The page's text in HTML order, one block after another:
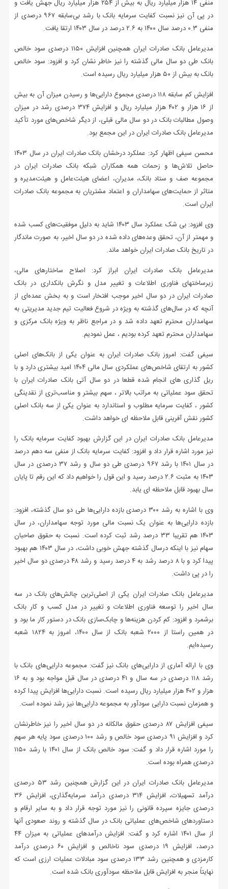
منفی ۱۴ هزار میلیارد ریال به بیش از ۲۵۴ هزار میلیارد ریال جهش یافت و
در پی آن نیز نسبت کفایت سرمایه بانک با رشد بی‌سابقه ۹۶۷ درصدی از
منفی ۰.۳ درصد سال ۱۴۰۰ به ۲.۶ درصد در سال ۱۴۰۳ ارتقا یافت.
مدیرعامل بانک صادرات ایران همچنین افزایش ۱۱۵۰ درصدی سود خالص
بانک طی دو سال مالی گذشته را نیز خاطر نشان کرد و افزود: سود خالص
بانک به بیش از ۵۰ هزار میلیارد ریال رسیده است.
افزایش کم سابقه ۱۱۸ درصدی مجموع دارایی‌ها و رسیدن میزان آن به بیش
از ۱۶ هزار و ۴۰۲ هزار میلیارد ریال و افزایش ۳۷۴ درصدی رشد در میزان
وصول مطالبات بانک در دو سال مالی قبلی، از دیگر شاخص‌های مورد تأکید
مدیرعامل بانک صادرات ایران در این مجمع بود.
محسن سیفی اظهار کرد: عملکرد درخشان بانک صادرات ایران در سال ۱۴۰۳
حاصل تلاش‌ها و زحمات همه همکاران شبکه بانک صادرات ایران در
مجموعه صف و ستاد بانک، مدیران، اعضای هیئت‌عامل و هیئت‌مدیره و
متاثر از حمایت‌های سهامداران و اعتماد مشتریان به مجموعه بانک صادرات
ایران است.
وی افزود: بی شک عملکرد سال ۱۴۰۳ شاید به دلیل موفقیت‌های کسب شده
و مهمتر از آن، تحقق وعده‌های داده شده در دو سال اخیر، به صورت ماندگار
در تاریخ بانک صادرات ایران خواهد ماند.
مدیرعامل بانک صادرات ایران ابراز کرد: اصلاح ساختارهای مالی،
زیرساختهای فناوری اطلاعات و تغییر مدل و نگرش بانکداری در بانک
صادرات ایران در دو سال اخیر موجب افتخار است و به بخش عمده‌ای از
آنچه که در سال‌های گذشته به ویژه در شروع فعالیت تیم جدید مدیریتی به
سهامداران محترم تعهد داده شد و در مراجع ناظر به ویژه بانک مرکزی و
سهامداران محترم تعهد کرده بودیم ، عمل نمودیم.
سیفی گفت: امروز بانک صادرات ایران به عنوان یکی از بانک‌های اصلی
کشور به ارتقای شاخص‌های عملکردی سال مالی ۱۴۰۴ امید بیشتری دارد و با
ریل گذاری های انجام شده قطعا در دو سال‌ آتی بانک صادرات ایران با
تحقق سود عملیاتی به مراتب بالاتر ، سهم بیشتر و مناسب‌تری از نقدینگی
کشور ، کفایت سرمایه مطلوب و استاندارد به عنوان یکی از سه بانک اصلی
کشور نقش آفرینی قابل ملاحظه ای خواهد داشت.
مدیرعامل بانک صادرات ایران در این گزارش بهبود کفایت سرمایه بانک را
نیز مورد اشاره قرار داد و افزود: کفایت سرمایه بانک از منفی سه دهم درصد
در سال ۱۴۰۱ با رشد ۹۶۷ درصدی طی دو سال و رشد ۳۷ درصدی در سال
۱۴۰۳ به مثبت ۲.۶ درصد رسید و این قول را خواهیم داد که این رقم تا پایان
سال بهبود قابل ملاحظه ای یابد.
وی با اشاره به رشد ۳۰۰ درصدی بازده دارایی‌ها طی دو سال گذشته، افزود:
بازده دارایی‌ها به عنوان یک نسبت مالی مورد توجه سهامداران، در سال
۱۴۰۳ هم تقریبا ۳۳ درصد رشد ثبت کرده است. نسبت به حقوق صاحبان
سهام نیز با اینکه درسال گذشته جهش خوبی داشت، در سال ۱۴۰۳ هم بهبود
پیدا کرد و با ۸ درصد رشد به ۴ درصد رسید و رشد ۴۸ درصدی دو سال اخیر
را در پی داشت.
مدیرعامل بانک صادرات ایران یکی از اصلی‌ترین چالش‌های بانک در سه
سال اخیر را توسعه فناوری اطلاعات و تغییر در مدل کسب و کار بانک
برشمرد و افزود: کم کردن هزینه‌ها و چابک‌سازی بانک در دستور کار ما بود و
در همین راستا از ۲۰۰۰ شعبه بانک از سال ۱۴۰۰، امروز به ۱۸۲۴ شعبه
رسیده‌ایم.
وی با ارائه آماری از دارایی‌های بانک نیز گفت: مجموعه دارایی‌های بانک با
رشد ۱۱۸ درصدی در سه سال و ۴۱ درصدی در سال قبل مواجه بود و به ۱۶
هزار و ۴۰۲ هزار میلیارد ریال رسیده است. نسبت دارایی‌ها افزایش پیدا کرده
و همزمان نسبت دارایی سودآور به مجموعه دارایی‌ها نیز رشد نموده است.
سیفی افزایش ۸۷ درصدی حقوق مالکانه در دو سال اخیر را نیز خاطرنشان
کرد و افزایش ۹۱ درصدی سود خالص و رشد ۱۰۰ درصدی سود پایه هر سهم
را مورد اشاره قرار داد و گفت: سود خالص بانک از سال ۱۴۰۱ با رشد ۱۱۵۰
درصدی همراه بوده است.
مدیرعامل بانک صادرات ایران در این گزارش همچنین رشد ۵۳ درصدی
درآمد تسهیلات، افزایش ۳۱۴ درصدی درآمد سرمایه‌گذاری، افزایش ۳۶
درصدی جایزه سپرده قانونی را نیز مورد توجه قرار داد و به سایر ارقام و
دستاوردهای شاخص‌های عملیاتی بانک در سال گذشته و روند صعودی‌ آنها
از سال ۱۴۰۱ اشاره کرد و گفت: افزایش درآمدهای عملیاتی به میزان ۴۴
درصد، افزایش ۱۹ درصدی سود ناخالص و افزایش ۶۰ درصدی درآمد
کارمزدی و همچنین رشد ۱۳۳ درصدی سود مبادلات عملیات ارزی است که
نهایتاً منجر به افزایش قابل ملاحظه سودآوری بانک شده است.